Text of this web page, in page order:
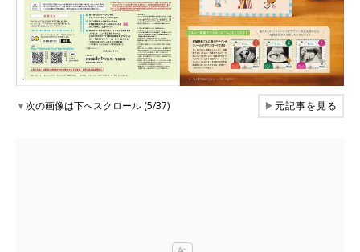
▼次の画像は下へスクロール (5/37) ▶元記事を見る